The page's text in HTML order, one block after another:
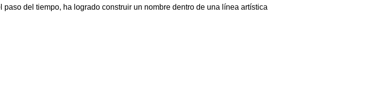
del tiempo, ha logrado construir un nombre dentro de una línea artística